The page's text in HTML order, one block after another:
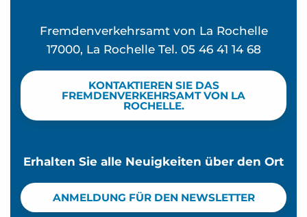
Fremdenverkehrsamt von La Rochelle
17000, La Rochelle Tel. 05 46 41 14 68
KONTAKTIEREN SIE DAS
FREMDENVERKEHRSAMT VON LA
ROCHELLE.
Erhalten Sie alle Neuigkeiten über den Ort
ANMELDUNG FÜR DEN NEWSLETTER